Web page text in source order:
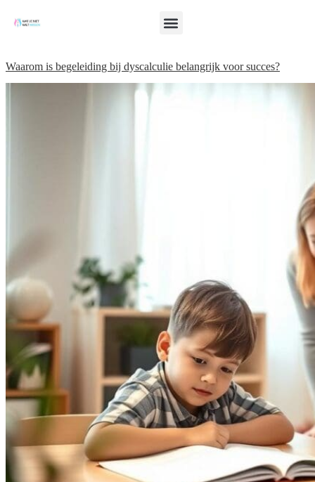
Waarom is begeleiding bij dyscalculie belangrijk voor succes?